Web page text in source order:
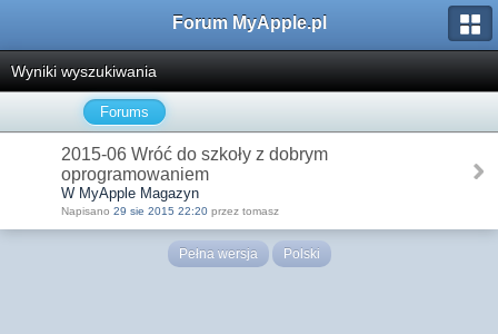
Forum MyApple.pl
Wyniki wyszukiwania
Forums
2015-06 Wróć do szkoły z dobrym
oprogramowaniem
W MyApple Magazyn
Napisano 29 sie 2015 22:20 przez tomasz
Pełna wersja Polski